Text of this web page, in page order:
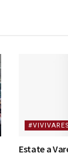
Estate a